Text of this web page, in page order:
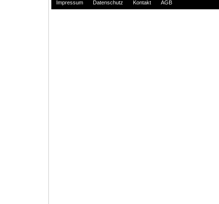
Impressum Datenschutz Kontakt AGB